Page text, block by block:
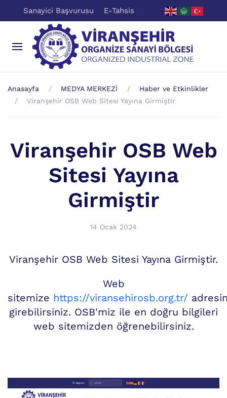
Sanayici Başvurusu E-Tahsis
Anasayfa MEDYA MERKEZİ
Haber ve Etkinlikler
Viranşehir OSB Web Sitesi Yayına Girmiştir
Viranşehir OSB Web
Sitesi Yayına
Girmiştir
14 Ocak 2024
Viranşehir OSB Web Sitesi Yayına Girmiştir.
Web
sitemize https://viransehirosb.org.tr/
girebilirsiniz. OSB'miz ile en doğru bilgileri
web sitemizden öğrenebilirsiniz.